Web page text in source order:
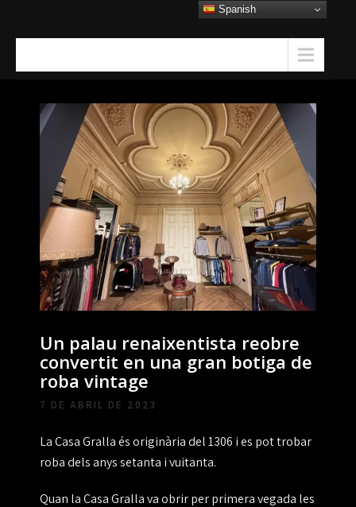
Un palau renaixentista reobre
convertit en una gran botiga de
roba vintage
7 DE ABRIL DE 2023
La Casa Gralla és originària del 1306 i es pot trobar
roba dels anys setanta i vuitanta.
Quan la Casa Gralla va obrir per primera vegada les
Spanish